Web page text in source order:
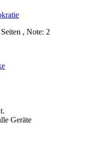
, Note: 2
Geräte